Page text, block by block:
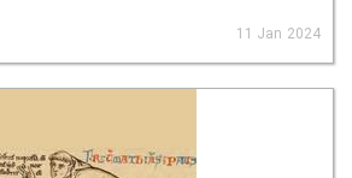
11 Jan 2024